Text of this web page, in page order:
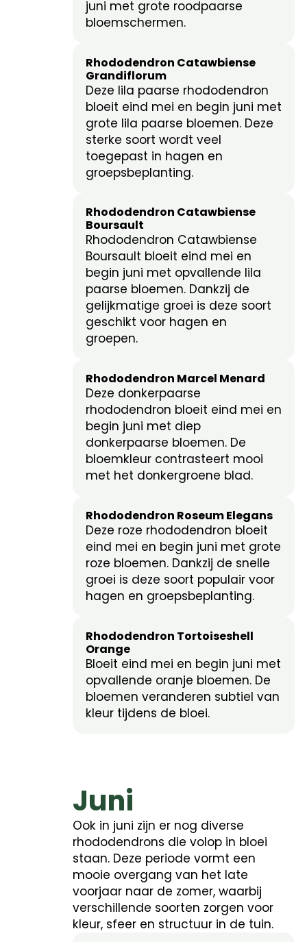
juni met grote roodpaarse
bloemschermen.
Rhododendron Catawbiense
Grandiflorum
Deze lila paarse rhododendron
bloeit eind mei en begin juni met
grote lila paarse bloemen. Deze
sterke soort wordt veel
toegepast in hagen en
groepsbeplanting.
Rhododendron Catawbiense
Boursault
Rhododendron Catawbiense
Boursault bloeit eind mei en
begin juni met opvallende lila
paarse bloemen. Dankzij de
gelijkmatige groei is deze soort
geschikt voor hagen en
groepen.
Rhododendron Marcel Menard
Deze donkerpaarse
rhododendron bloeit eind mei en
begin juni met diep
donkerpaarse bloemen. De
bloemkleur contrasteert mooi
met het donkergroene blad.
Rhododendron Roseum Elegans
Deze roze rhododendron bloeit
eind mei en begin juni met grote
roze bloemen. Dankzij de snelle
groei is deze soort populair voor
hagen en groepsbeplanting.
Rhododendron Tortoiseshell
Orange
Bloeit eind mei en begin juni met
opvallende oranje bloemen. De
bloemen veranderen subtiel van
kleur tijdens de bloei.
Juni
Ook in juni zijn er nog diverse
rhododendrons die volop in bloei
staan. Deze periode vormt een
mooie overgang van het late
voorjaar naar de zomer, waarbij
verschillende soorten zorgen voor
kleur, sfeer en structuur in de tuin.